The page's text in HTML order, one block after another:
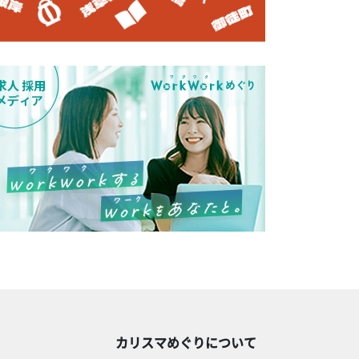
カリスマめぐりについて